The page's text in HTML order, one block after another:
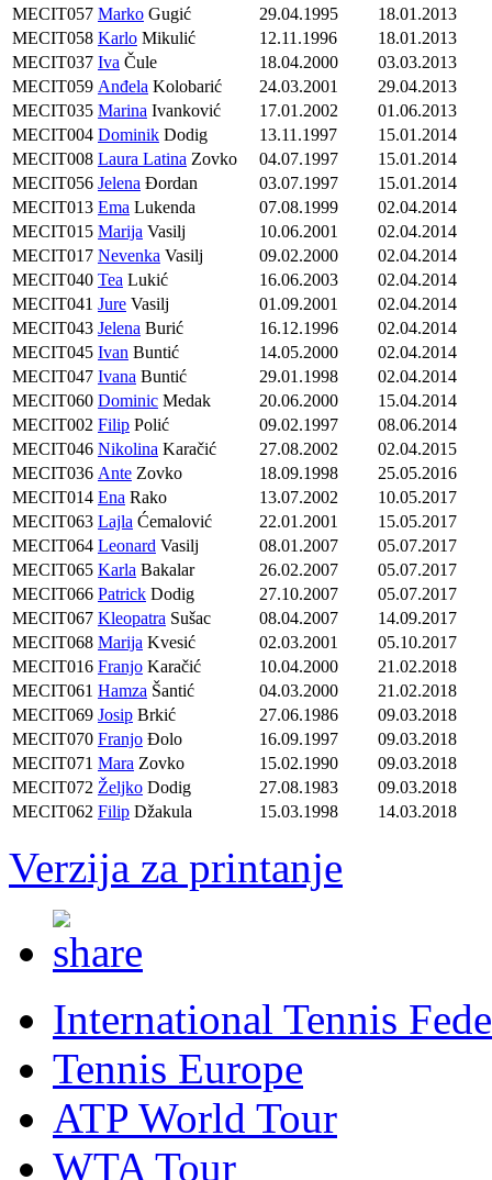
MECIT057 Marko Gugić 29.04.1995
18.01.2013
MECIT058 Karlo Mikulić 12.11.1996
18.01.2013
MECIT037 Iva Čule 18.04.2000
03.03.2013
MECIT059 Anđela Kolobarić 24.03.2001
29.04.2013
MECIT035 Marina Ivanković 17.01.2002
01.06.2013
MECIT004 Dominik Dodig 13.11.1997
15.01.2014
MECIT008 Laura Latina Zovko 04.07.1997
15.01.2014
MECIT056 Jelena Đordan 03.07.1997
15.01.2014
MECIT013 Ema Lukenda 07.08.1999
02.04.2014
MECIT015 Marija Vasilj 10.06.2001
02.04.2014
MECIT017 Nevenka Vasilj 09.02.2000
02.04.2014
MECIT040 Tea Lukić 16.06.2003
02.04.2014
MECIT041 Jure Vasilj 01.09.2001
02.04.2014
MECIT043 Jelena Burić 16.12.1996
02.04.2014
MECIT045 Ivan Buntić 14.05.2000
02.04.2014
MECIT047 Ivana Buntić 29.01.1998
02.04.2014
MECIT060 Dominic Medak 20.06.2000
15.04.2014
MECIT002 Filip Polić 09.02.1997
08.06.2014
MECIT046 Nikolina Karačić 27.08.2002
02.04.2015
MECIT036 Ante Zovko 18.09.1998
25.05.2016
MECIT014 Ena Rako 13.07.2002
10.05.2017
MECIT063 Lajla Ćemalović 22.01.2001
15.05.2017
MECIT064 Leonard Vasilj 08.01.2007
05.07.2017
MECIT065 Karla Bakalar 26.02.2007
05.07.2017
MECIT066 Patrick Dodig 27.10.2007
05.07.2017
MECIT067 Kleopatra Sušac 08.04.2007
14.09.2017
MECIT068 Marija Kvesić 02.03.2001
05.10.2017
MECIT016 Franjo Karačić 10.04.2000
21.02.2018
MECIT061 Hamza Šantić 04.03.2000
21.02.2018
MECIT069 Josip Brkić 27.06.1986
09.03.2018
MECIT070 Franjo Đolo 16.09.1997
09.03.2018
MECIT071 Mara Zovko 15.02.1990
09.03.2018
MECIT072 Željko Dodig 27.08.1983
09.03.2018
MECIT062 Filip Džakula 15.03.1998 14.03.2018
Verzija za printanje
International Tennis
Tennis Europe
ATP World Tour
WTA Tour